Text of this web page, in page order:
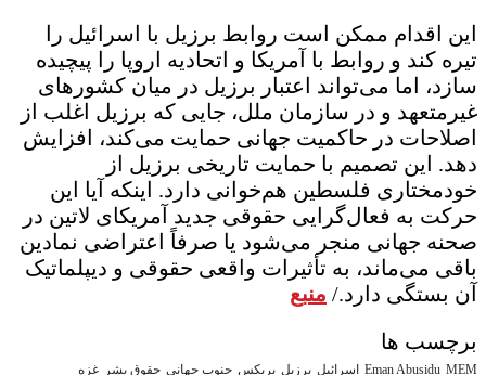
این اقدام ممکن است روابط برزیل با اسرائیل را
تیره کند و روابط با آمریکا و اتحادیه اروپا را پیچیده
سازد، اما می‌تواند اعتبار برزیل در میان کشورهای
غیرمتعهد و در سازمان ملل، جایی که برزیل اغلب از
اصلاحات در حاکمیت جهانی حمایت می‌کند، افزایش
دهد. این تصمیم با حمایت تاریخی برزیل از
خودمختاری فلسطین هم‌خوانی دارد. اینکه آیا این
حرکت به فعال‌گرایی حقوقی جدید آمریکای لاتین در
صحنه جهانی منجر می‌شود یا صرفاً اعتراضی نمادین
باقی می‌ماند، به تأثیرات واقعی حقوقی و دیپلماتیک
آن بستگی دارد./ منبع
برچسب ها
Eman Abusidu MEM اسرائیل برزیل بریکس جنوب جهانی حقوق بشر غزه